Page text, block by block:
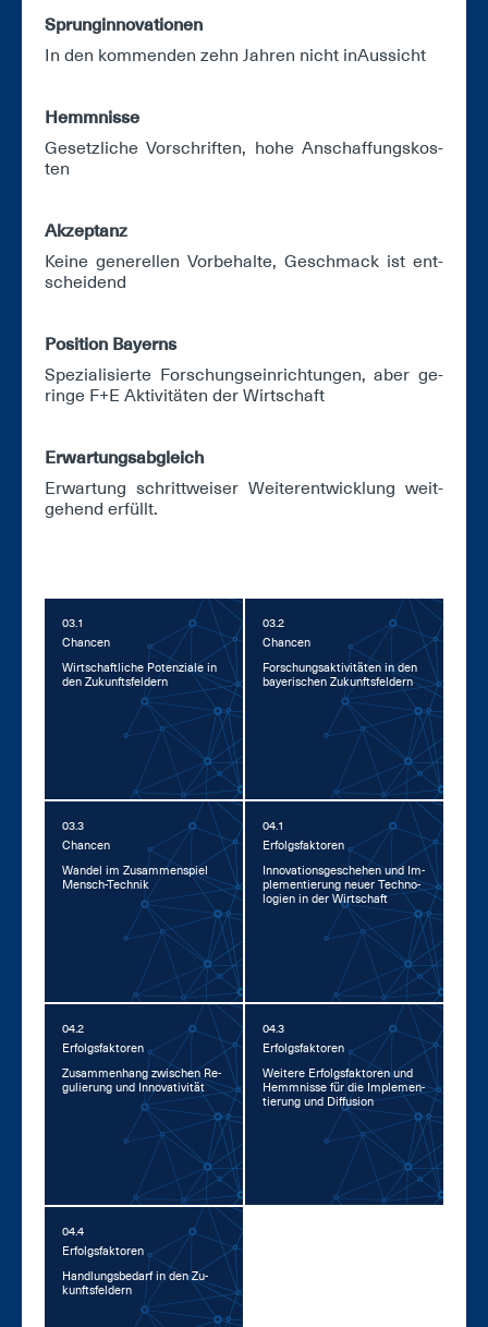
Sprun­gin­no­va­tio­nen
In den kom­men­den zehn Jah­ren nicht in­Aus­sicht
Hemm­nis­se
Ge­setz­li­che Vor­schrif­ten, ho­he An­schaf­fungs­kos­
ten
Ak­zep­tanz
Kei­ne ge­ne­rel­len Vor­be­hal­te, Ge­schmack ist ent­
schei­dend
Po­si­ti­on Bay­erns
Spe­zia­li­sier­te For­schungs­ein­rich­tun­gen, aber ge­
rin­ge F+E Ak­ti­vi­tä­ten der Wirt­schaft
Er­war­tungs­ab­gleich
Er­war­tung schritt­wei­ser Wei­ter­ent­wick­lung weit­
ge­hend er­füllt.
03.1
Chan­cen
Wirt­schaft­li­che Po­ten­zia­le in
den Zu­kunfts­fel­dern
03.2
Chan­cen
For­schungs­ak­ti­vi­tä­ten in den
baye­ri­schen Zu­kunfts­fel­dern
03.3
Chan­cen
Wan­del im Zu­sam­men­spiel
Mensch-Tech­nik
04.1
Er­folgs­fak­to­ren
In­no­va­ti­ons­ge­sche­hen und Im­
ple­men­tie­rung neu­er Tech­no­
lo­gi­en in der Wirt­schaft
04.2
Er­folgs­fak­to­ren
Zu­sam­men­hang zwi­schen Re­
gu­lie­rung und In­no­va­ti­vi­tät
04.3
Er­folgs­fak­to­ren
Wei­te­re Er­folgs­fak­to­ren und
Hemm­nis­se für die Im­ple­men­
tie­rung und Dif­fu­si­on
04.4
Er­folgs­fak­to­ren
Hand­lungs­be­darf in den Zu­
kunfts­fel­dern